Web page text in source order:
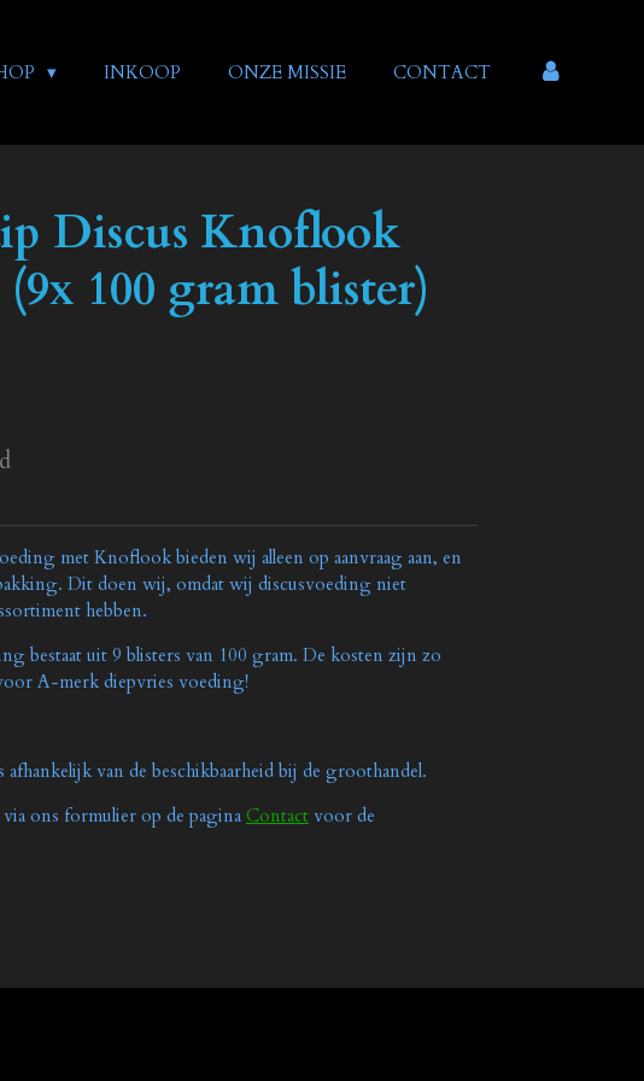
INKOOP ONZE MISSIE CONTACT
Discus Knoflook
100 gram blister)
met Knoflook bieden wij alleen op aanvraag aan, en
Dit doen wij, omdat wij discusvoeding niet
hebben.
bestaat uit 9 blisters van 100 gram. De kosten zijn zo
A-merk diepvries voeding!
afhankelijk van de beschikbaarheid bij de groothandel.
ons formulier op de pagina Contact voor de